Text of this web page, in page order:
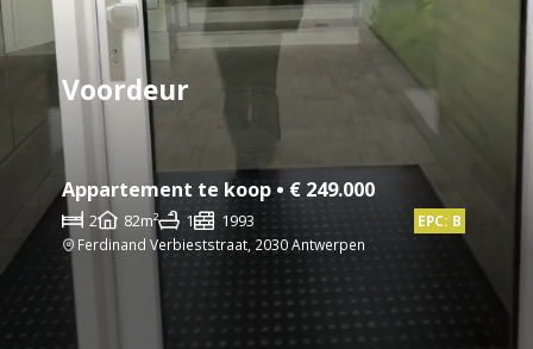
Voordeur
Appartement te koop • € 249.000
2 82m² 1 1993
EPC: B
Ferdinand Verbieststraat, 2030 Antwerpen